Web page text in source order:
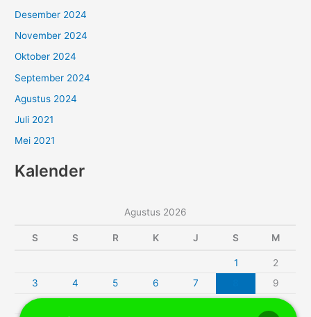
Desember 2024
November 2024
Oktober 2024
September 2024
Agustus 2024
Juli 2021
Mei 2021
Kalender
Agustus 2026
S S R K J S M
1
2
3
4 5 6 7
9
10